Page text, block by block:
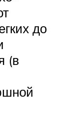
до
(в